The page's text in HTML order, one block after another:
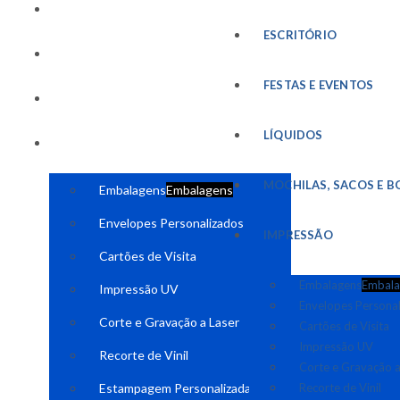
EmbalagensEmbalagens
Envelopes Personalizados
Cartões de Visita
Impressão UV
Corte e Gravação a Laser
Recorte de Vinil
Estampagem Personalizada
ESCRITÓRIO
FESTAS E EVENTOS
LÍQUIDOS
MOCHILAS, SACOS E
IMPRESSÃO
Embalagens
Envelopes
Cartões de Visita
Impressão UV
Corte e Gravação
Recorte de Vinil